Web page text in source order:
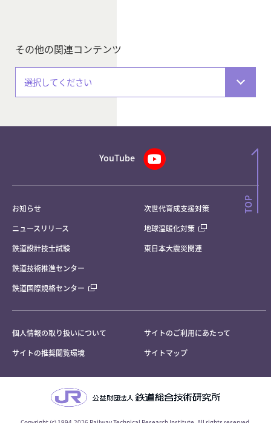
その他の関連コンテンツ
選択してください
YouTube
お知らせ
ニュースリリース
鉄道設計技士試験
鉄道技術推進センター
鉄道国際規格センター
次世代育成支援対策
地球温暖化対策
東日本大震災関連
個人情報の取り扱いについて
サイトのご利用にあたって
サイトの推奨閲覧環境
サイトマップ